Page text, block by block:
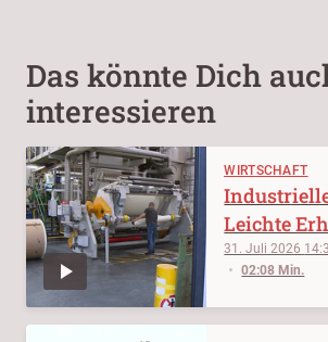
Das könnte Dich
interessieren
WIRTSCHAFT
31. Juli 2026
02:08 Min.
Leichte